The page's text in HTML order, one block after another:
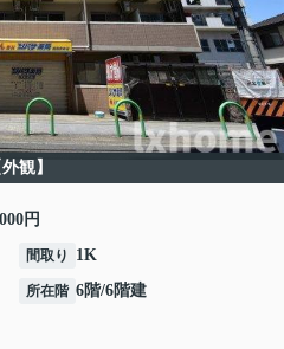
外観】
円
間取り 1K
所在階 6階/6階建